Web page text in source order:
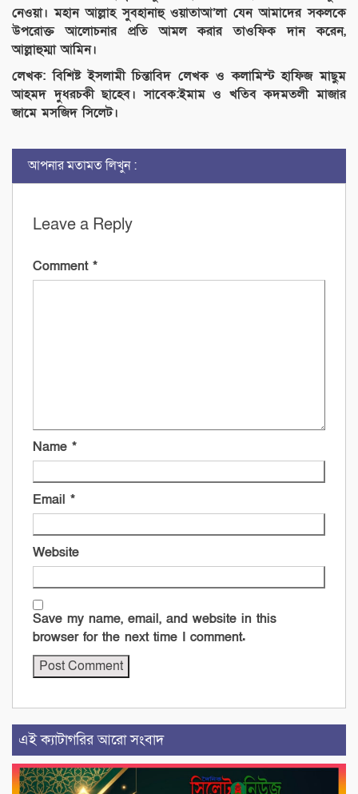
নেওয়া। মহান আল্লাহ সুবহানাহু ওয়াতাআ’লা যেন আমাদের সকলকে
উপরোক্ত আলোচনার প্রতি আমল করার তাওফিক দান করেন,
আল্লাহুম্মা আমিন।
লেখক: বিশিষ্ট ইসলামী চিন্তাবিদ লেখক ও কলামিস্ট হাফিজ মাছুম
আহমদ দুধরচকী ছাহেব। সাবেক:ইমাম ও খতিব কদমতলী মাজার
জামে মসজিদ সিলেট।
আপনার মতামত লিখুন :
Leave a Reply
Comment *
Name *
Email *
Website
Save my name, email, and website in this
browser for the next time I comment.
এই ক্যাটাগরির আরো সংবাদ